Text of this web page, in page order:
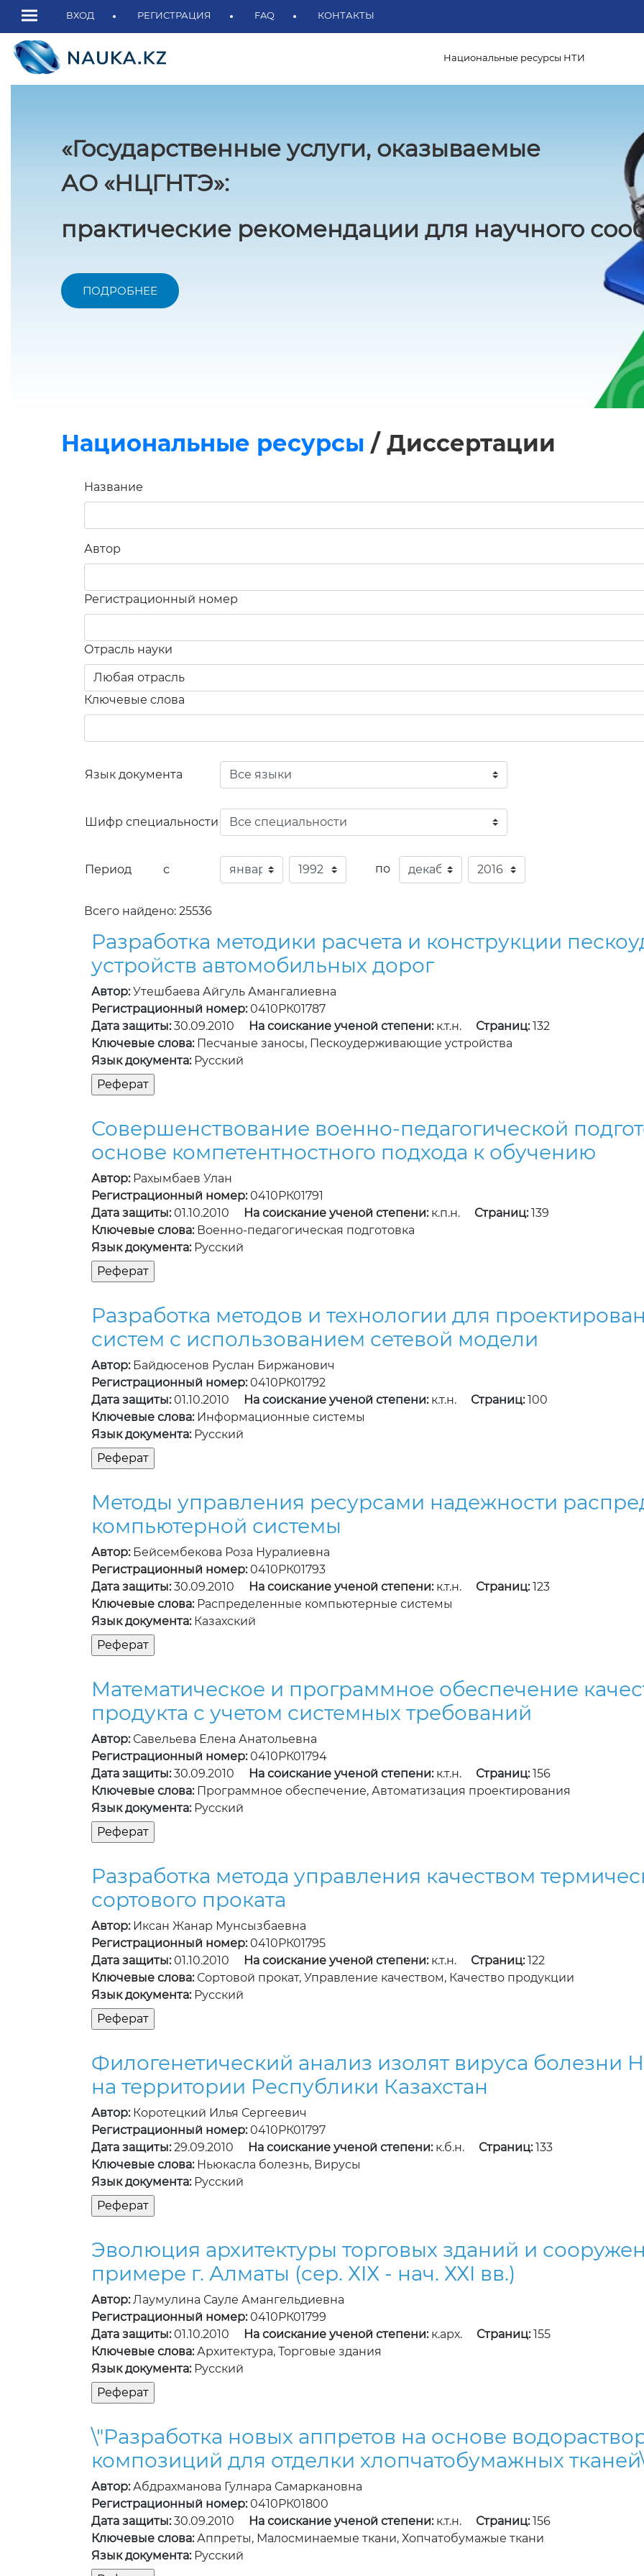
ВХОД РЕГИСТРАЦИЯ FAQ КОНТАКТЫ
Национальные ресурсы НТИ
«Государственные услуги, оказываемые
АО «НЦГНТЭ»:
практические рекомендации для научного
ПОДРОБНЕЕ
Национальные ресурсы / Диссертации
Название
Автор
Регистрационный номер
Отрасль науки
Ключевые слова
Язык документа
Шифр специальности
Период с по
Всего найдено: 25536
Разработка методики расчета и конструкции
устройств автомобильных дорог
Автор:Утешбаева Айгуль Амангалиевна
Регистрационный номер:0410РК01787
Дата защиты:30.09.2010 На соискание ученой степени:к.т.н. Страниц:132
Ключевые слова:Песчаные заносы, Пескоудерживающие устройства
Язык документа:Русский
Совершенствование военно-педагогической
основе компетентностного подхода к обучению
Автор:Рахымбаев Улан
Регистрационный номер:0410РК01791
Дата защиты:01.10.2010 На соискание ученой степени:к.п.н. Страниц:139
Ключевые слова:Военно-педагогическая подготовка
Язык документа:Русский
Разработка методов и технологии для
систем с использованием сетевой модели
Автор:Байдюсенов Руслан Биржанович
Регистрационный номер:0410РК01792
Дата защиты:01.10.2010 На соискание ученой степени:к.т.н. Страниц:100
Ключевые слова:Информационные системы
Язык документа:Русский
Методы управления ресурсами надежности
компьютерной системы
Автор:Бейсембекова Роза Нуралиевна
Регистрационный номер:0410РК01793
Дата защиты:30.09.2010 На соискание ученой степени:к.т.н. Страниц:123
Ключевые слова:Распределенные компьютерные системы
Язык документа:Казахский
Математическое и программное обеспечение
продукта с учетом системных требований
Автор:Савельева Елена Анатольевна
Регистрационный номер:0410РК01794
Дата защиты:30.09.2010 На соискание ученой степени:к.т.н. Страниц:156
Ключевые слова:Программное обеспечение, Автоматизация проектирования
Язык документа:Русский
Разработка метода управления качеством
сортового проката
Автор:Иксан Жанар Мунсызбаевна
Регистрационный номер:0410РК01795
Дата защиты:01.10.2010 На соискание ученой степени:к.т.н. Страниц:122
Ключевые слова:Сортовой прокат, Управление качеством, Качество продукции
Язык документа:Русский
Филогенетический анализ изолят вируса болезни
на территории Республики Казахстан
Автор:Коротецкий Илья Сергеевич
Регистрационный номер:0410РК01797
Дата защиты:29.09.2010 На соискание ученой степени:к.б.н. Страниц:133
Ключевые слова:Ньюкасла болезнь, Вирусы
Язык документа:Русский
Эволюция архитектуры торговых зданий и
примере г. Алматы (cер. ХIХ - нач. ХХI вв.)
Автор:Лаумулина Сауле Амангельдиевна
Регистрационный номер:0410РК01799
Дата защиты:01.10.2010 На соискание ученой степени:к.арх. Страниц:155
Ключевые слова:Архитектура, Торговые здания
Язык документа:Русский
\"Разработка новых аппретов на основе
композиций для отделки хлопчатобумажных
Автор:Абдрахманова Гулнара Самаркановна
Регистрационный номер:0410РК01800
Дата защиты:30.09.2010 На соискание ученой степени:к.т.н. Страниц:156
Ключевые слова:Аппреты, Малосминаемые ткани, Хопчатобумажые ткани
Язык документа:Русский